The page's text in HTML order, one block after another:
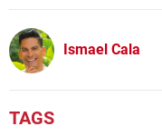
Ismael Cala